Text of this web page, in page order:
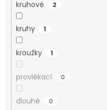
kruhové 2
kruhy 1
kroužky 1
provlékací 0
dlouhé 0